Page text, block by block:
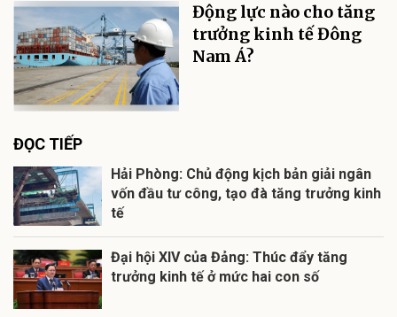
Động lực nào cho tăng
trưởng kinh tế Đông
Nam Á?
ĐỌC TIẾP
Hải Phòng: Chủ động kịch bản giải ngân
vốn đầu tư công, tạo đà tăng trưởng kinh
tế
Đại hội XIV của Đảng: Thúc đẩy tăng
trưởng kinh tế ở mức hai con số